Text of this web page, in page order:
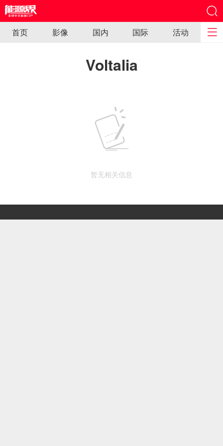
首页 影像 国内 国际 活动
Voltalia
暂无相关信息